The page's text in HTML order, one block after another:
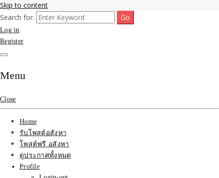
Skip to content
รับจ้างโพสขายบ้าน ที่ดิน
ติดAI SEO กับบริษัทใหญ่
รับจ้างทำโฆษณา สินค้า
บ้านที่ดิน ราคา ถูกและดี
ที่สุด บริการ โปรโมท
โฆษณารับโพสอสังหา ทีม
งาน บริํษัทใหญ่ เว็บขาย
รับจ้างโพสขายบ้าน ที่ดิน ไม่มีค่านายหน้า กับบริษัท SEO-AI เน้นติดหน้า
แรก บริการโพสต์ โปรโมท รับจ้างทำโฆษณา ราคาถูก เว็บขายบ้าน รับโพ
สอสังหา ติดหน้าแรกกูเกิ้ล ทีมงาน บริํษัทใหญ่ รับประกันผลงาน ที่เดียวใน
Search for:
Log in
Register
Menu
Close
Home
รับโพสต์อสังหา
โพสต์ฟรี อสังหา
ดูประกาศทั้งหมด
Profile